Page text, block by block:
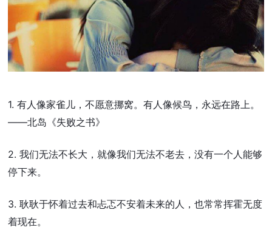
1. 有人像家雀儿，不愿意挪窝。有人像候鸟，永远在路上。
——北岛《失败之书》
2. 我们无法不长大，就像我们无法不老去，没有一个人能够
停下来。
3. 耿耿于怀着过去和忐忑不安着未来的人，也常常挥霍无度
着现在。